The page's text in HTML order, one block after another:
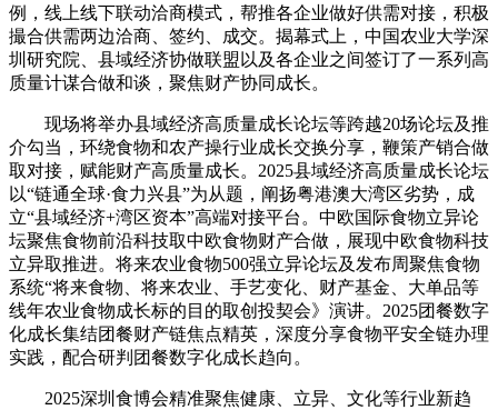
例，线上线下联动洽商模式，帮推各企业做好供需对接，积极
撮合供需两边洽商、签约、成交。揭幕式上，中国农业大学深
圳研究院、县域经济协做联盟以及各企业之间签订了一系列高
质量计谋合做和谈，聚焦财产协同成长。
现场将举办县域经济高质量成长论坛等跨越20场论坛及推
介勾当，环绕食物和农产操行业成长交换分享，鞭策产销合做
取对接，赋能财产高质量成长。2025县域经济高质量成长论坛
以“链通全球·食力兴县”为从题，阐扬粤港澳大湾区劣势，成
立“县域经济+湾区资本”高端对接平台。中欧国际食物立异论
坛聚焦食物前沿科技取中欧食物财产合做，展现中欧食物科技
立异取推进。将来农业食物500强立异论坛及发布周聚焦食物
系统“将来食物、将来农业、手艺变化、财产基金、大单品等
线年农业食物成长标的目的取创投契会》演讲。2025团餐数字
化成长集结团餐财产链焦点精英，深度分享食物平安全链办理
实践，配合研判团餐数字化成长趋向。
2025深圳食博会精准聚焦健康、立异、文化等行业新趋